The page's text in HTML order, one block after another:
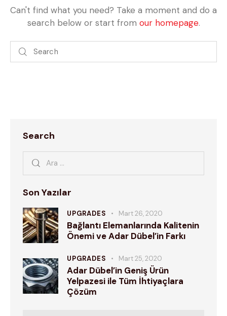
Can't find what you need? Take a moment and do a
search below or start from our homepage.
Search
Son Yazılar
UPGRADES Mart 26, 2020
Bağlantı Elemanlarında Kalitenin
Önemi ve Adar Dübel’in Farkı
UPGRADES Mart 25, 2020
Adar Dübel’in Geniş Ürün
Yelpazesi ile Tüm İhtiyaçlara
Çözüm